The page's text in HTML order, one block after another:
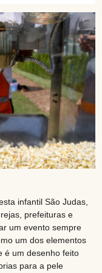
infantil São Judas,
prefeituras e
um evento sempre
um dos elementos
é um desenho feito
para a pele